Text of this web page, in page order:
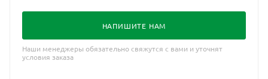
НАПИШИТЕ НАМ
Наши менеджеры обязательно свяжутся с вами и уточнят
условия заказа